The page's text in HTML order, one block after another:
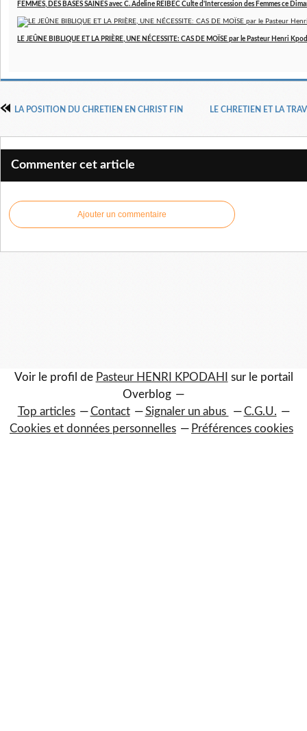
FEMMES, DES BASES SAINES avec C. Adeline REIBEC Culte d'Intercession des Femmes ce
LE JEÛNE BIBLIQUE ET LA PRIÈRE, UNE NÉCESSITE: CAS DE MOÏSE par le Pasteur Henri
LA POSITION DU CHRETIEN EN CHRIST FIN LE CHRETIEN ET LA
Commenter cet article
Ajouter un commentaire
Voir le profil de Pasteur HENRI KPODAHI
sur le portail
Overblog
Top articles
Contact Signaler un abus
C.G.U.
Cookies et données personnelles
Préférences cookies